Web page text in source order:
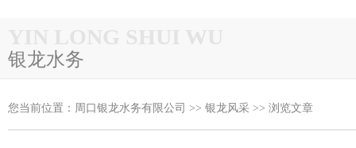
银龙水务
您当前位置： 周口银龙水务有限公司 >> 银龙风采 >> 浏览文章